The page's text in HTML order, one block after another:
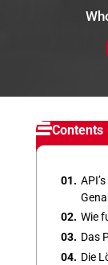
Contents
Wie
Das
Die